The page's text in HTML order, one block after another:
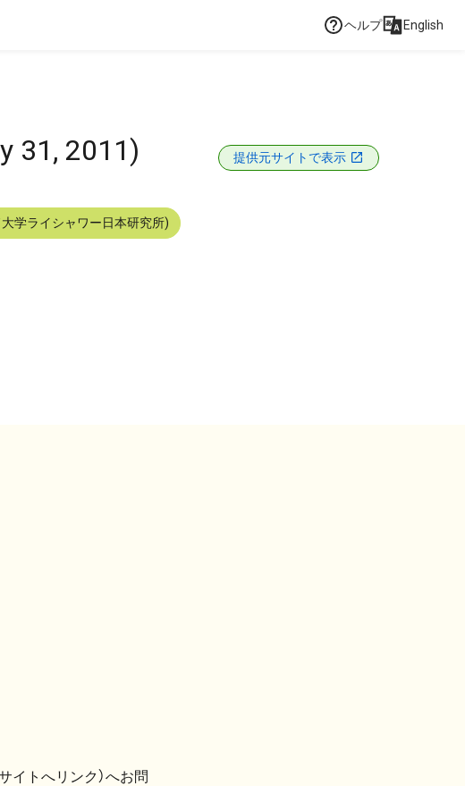
ヘルプ English
31, 2011) 提供元サイトで表示
学ライシャワー日本研究所)
サイトへリンク）へお問